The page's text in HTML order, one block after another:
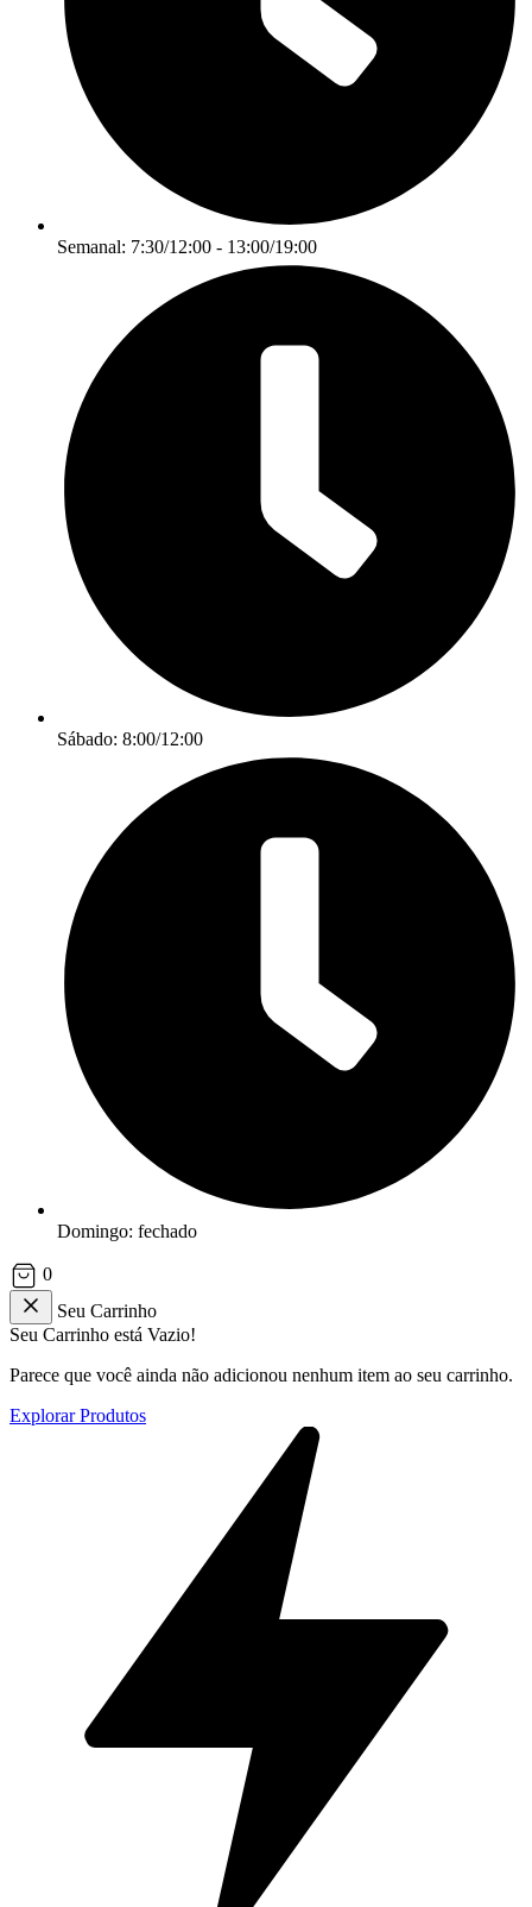
Semanal: 7:30/12:00 - 13:00/19:00
Sábado: 8:00/12:00
Domingo: fechado
0
Seu Carrinho
Seu Carrinho está Vazio!
Parece que você ainda não adicionou nenhum item ao seu carrinho.
Explorar Produtos